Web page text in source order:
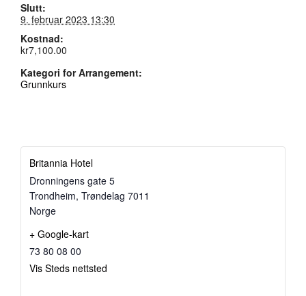
Slutt:
9. februar 2023 13:30
Kostnad:
kr7,100.00
Kategori for Arrangement:
Grunnkurs
Britannia Hotel
Dronningens gate 5
Trondheim, Trøndelag 7011
Norge
+ Google-kart
73 80 08 00
Vis Steds nettsted